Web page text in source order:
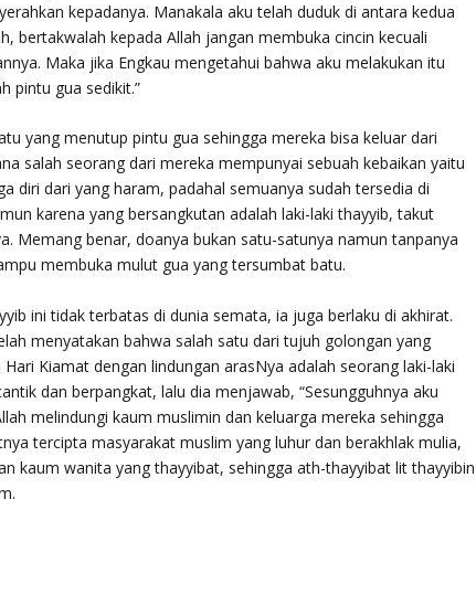
kepadanya. Manakala aku telah duduk di antara kedua
bertakwalah kepada Allah jangan membuka cincin kecuali
Maka jika Engkau mengetahui bahwa aku melakukan itu
pintu gua sedikit.”
yang menutup pintu gua sehingga mereka bisa keluar dari
salah seorang dari mereka mempunyai sebuah kebaikan yaitu
diri dari yang haram, padahal semuanya sudah tersedia di
karena yang bersangkutan adalah laki-laki thayyib, takut
Memang benar, doanya bukan satu-satunya namun tanpanya
membuka mulut gua yang tersumbat batu.
ini tidak terbatas di dunia semata, ia juga berlaku di akhirat.
menyatakan bahwa salah satu dari tujuh golongan yang
Kiamat dengan lindungan arasNya adalah seorang laki-laki
dan berpangkat, lalu dia menjawab, “Sesungguhnya aku
melindungi kaum muslimin dan keluarga mereka sehingga
tercipta masyarakat muslim yang luhur dan berakhlak mulia,
kaum wanita yang thayyibat, sehingga ath-thayyibat lit thayyibin